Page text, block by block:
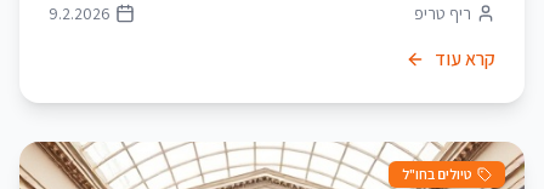
ריף טריפ 9.2.2026
קרא עוד
טיולים בחו"ל